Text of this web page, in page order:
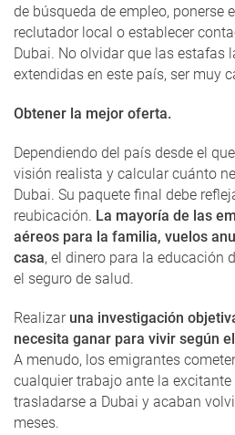
de búsqueda de empleo, ponerse
reclutador local o establecer
Dubai. No olvidar que las estafas
extendidas en este país, ser muy
Obtener la mejor oferta.
Dependiendo del país desde el
visión realista y calcular cuánto
Dubai. Su paquete final debe
reubicación. La mayoría de las
aéreos para la familia, vuelos
casa, el dinero para la educación
el seguro de salud.
Realizaruna investigación
necesita ganar para vivir según
A menudo, los emigrantes
cualquier trabajo ante la excitante
trasladarse a Dubai y acaban
meses.